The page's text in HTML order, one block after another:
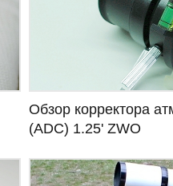
Обзор корректора
(ADC) 1.25' ZWO